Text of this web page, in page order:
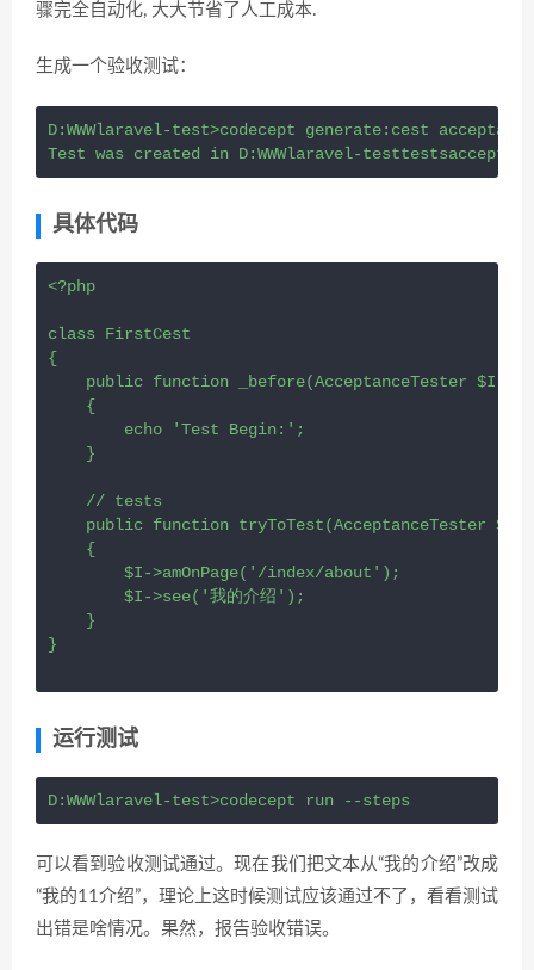
骤完全自动化, 大大节省了人工成本.
生成一个验收测试：
D:WWWlaravel-test>codecept generate:cest
Test was created in D:WWWlaravel-
具体代码
<?php
class
FirstCest
{
public function _before(AcceptanceTester $I
{
echo
'Test Begin:' ;
}
// tests
public function tryToTest(AcceptanceTester $I
{
$I->amOnPage( '/index/about' );
$I->see( '我的介绍' );
}
}
运行测试
D:WWWlaravel-test>codecept run --steps
可以看到验收测试通过。现在我们把文本从“我的介绍”改成
“我的11介绍”，理论上这时候测试应该通过不了，看看测试
出错是啥情况。果然，报告验收错误。